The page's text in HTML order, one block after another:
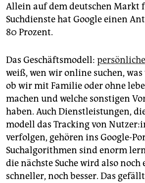
Allein auf dem deut­schen Markt
Suchdienste hat Google einen
80 Prozent.
Das Geschäftsmodell:
weiß, wen wir online suchen, was
ob wir mit Familie oder ohne
machen und welche sonstigen
haben. Auch Dienst­leistungen,
modell das Tra­cking von
verfolgen, gehören ins Google-
Suchalgorithmen sind enorm
die nächste Suche wird also
schneller, noch besser. Das